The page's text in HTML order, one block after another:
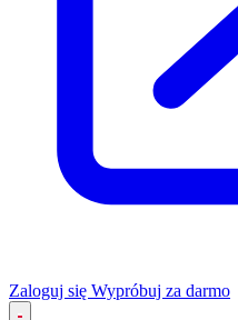
Zaloguj się Wypróbuj za darmo